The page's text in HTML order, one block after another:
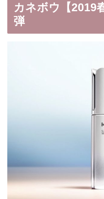
カネボウ【2019
弾